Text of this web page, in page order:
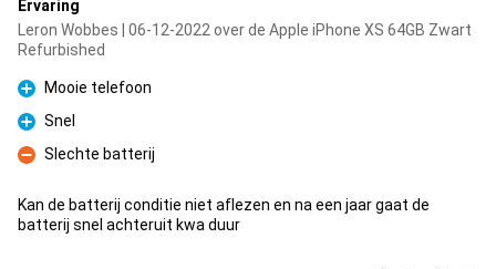
Ervaring
Leron Wobbes | 06-12-2022 over de Apple iPhone XS 64GB Zwart
Refurbished
Pluspunt
Mooie telefoon
Pluspunt
Snel
Minpunt
Slechte batterij
Kan de batterij conditie niet aflezen en na een jaar gaat de
batterij snel achteruit kwa duur